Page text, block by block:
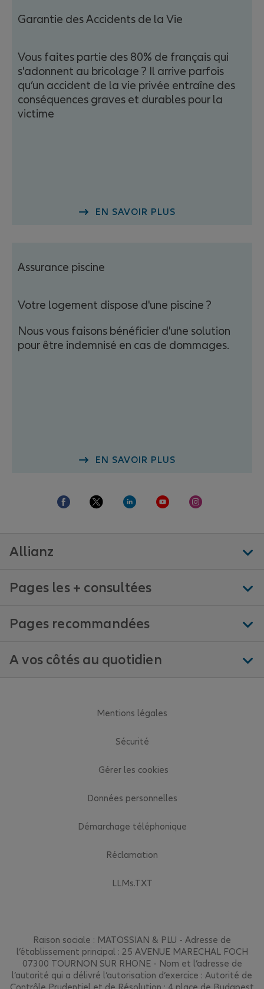
Garantie des Accidents de la Vie
Vous faites partie des 80% de français qui
s'adonnent au bricolage ? Il arrive parfois
qu’un accident de la vie privée entraîne des
conséquences graves et durables pour la
victime
EN SAVOIR PLUS
Assurance piscine
Votre logement dispose d'une piscine ?
Nous vous faisons bénéficier d'une solution
pour être indemnisé en cas de dommages.
EN SAVOIR PLUS
Allianz
Pages les + consultées
Pages recommandées
A vos côtés au quotidien
Mentions légales
Sécurité
Gérer les cookies
Données personnelles
Démarchage téléphonique
Réclamation
LLMs.TXT
Raison sociale : MATOSSIAN & PLU - Adresse de
l’établissement principal : 25 AVENUE MARECHAL FOCH
07300 TOURNON SUR RHONE - Nom et l’adresse de
l’autorité qui a délivré l’autorisation d’exercice : Autorité de